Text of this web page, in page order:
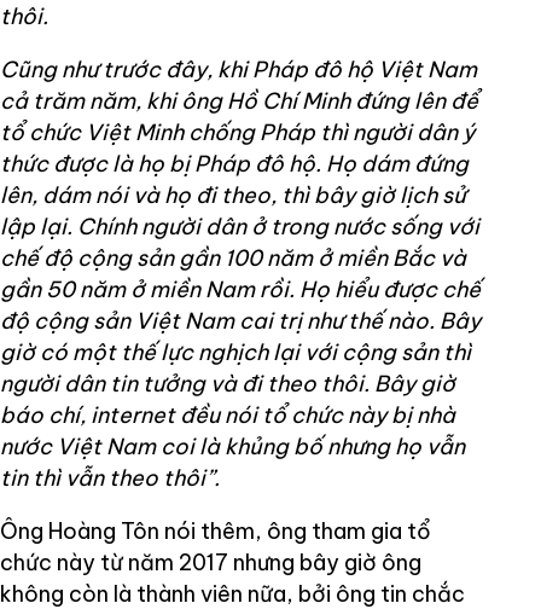
thôi.
Cũng như trước đây, khi Pháp đô hộ Việt Nam
cả trăm năm, khi ông Hồ Chí Minh đứng lên để
tổ chức Việt Minh chống Pháp thì người dân ý
thức được là họ bị Pháp đô hộ. Họ dám đứng
lên, dám nói và họ đi theo, thì bây giờ lịch sử
lập lại. Chính người dân ở trong nước sống với
chế độ cộng sản gần 100 năm ở miền Bắc và
gần 50 năm ở miền Nam rồi. Họ hiểu được chế
độ cộng sản Việt Nam cai trị như thế nào. Bây
giờ có một thế lực nghịch lại với cộng sản thì
người dân tin tưởng và đi theo thôi. Bây giờ
báo chí, internet đều nói tổ chức này bị nhà
nước Việt Nam coi là khủng bố nhưng họ vẫn
tin thì vẫn theo thôi”.
Ông Hoàng Tôn nói thêm, ông tham gia tổ
chức này từ năm 2017 nhưng bây giờ ông
không còn là thành viên nữa, bởi ông tin chắc